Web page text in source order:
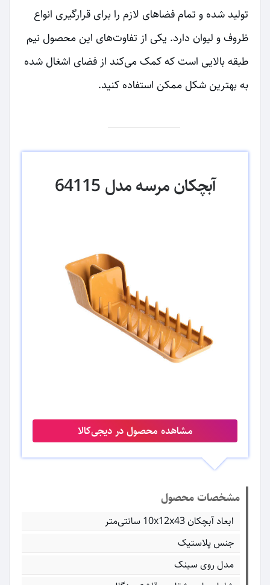
تولید شده و تمام فضاهای لازم را برای قرارگیری انواع
ظروف و لیوان دارد. یکی از تفاوت‌های این محصول نیم
طبقه بالایی است که کمک می‌کند از فضای اشغال شده
به بهترین شکل ممکن استفاده کنید.
آبچکان مرسه مدل 64115
مشاهده محصول در دیجی‌کالا
مشخصات محصول
ابعاد آبچکان 10x12x43 سانتی‌متر
جنس پلاستیک
مدل روی سینک